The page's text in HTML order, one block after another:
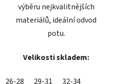
výběru nejkvalitnějších
materiálů, ideální odvod
potu.
Velikosti skladem:
26-28 29-31 32-34